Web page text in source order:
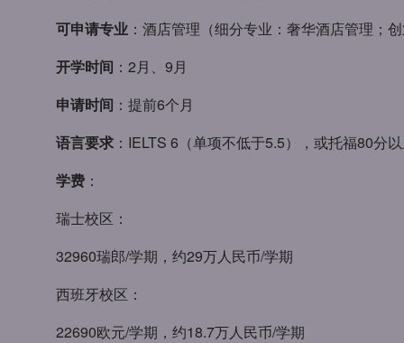
可申请专业 ：酒店管理（细分专业：奢华酒店管理；
开学时间 ：2月、9月
申请时间 ：提前6个月
语言要求 ：IELTS 6（单项不低于5.5），或托福80分
学费 ：
瑞士校区：
32960瑞郎/学期，约29万人民币/学期
西班牙校区：
22690欧元/学期，约18.7万人民币/学期